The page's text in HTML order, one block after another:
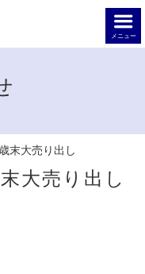
メニュー
末大売り出し
大売り出し